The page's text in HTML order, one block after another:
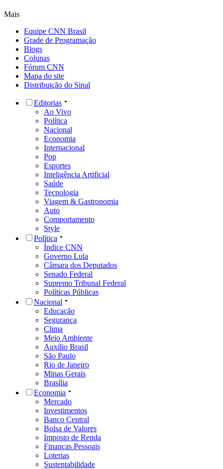
Mais
Equipe CNN Brasil
Grade de Programação
Blogs
Colunas
Fórum CNN
Mapa do site
Distribuição do Sinal
Editorias
Ao Vivo
Política
Nacional
Economia
Internacional
Pop
Esportes
Inteligência Artificial
Saúde
Tecnologia
Viagem & Gastronomia
Auto
Comportamento
Style
Política
Índice CNN
Governo Lula
Câmara dos Deputados
Senado Federal
Supremo Tribunal Federal
Políticas Públicas
Nacional
Educação
Segurança
Clima
Meio Ambiente
Auxílio Brasil
São Paulo
Rio de Janeiro
Minas Gerais
Brasília
Economia
Mercado
Investimentos
Banco Central
Bolsa de Valores
Imposto de Renda
Finanças Pessoais
Loterias
Sustentabilidade